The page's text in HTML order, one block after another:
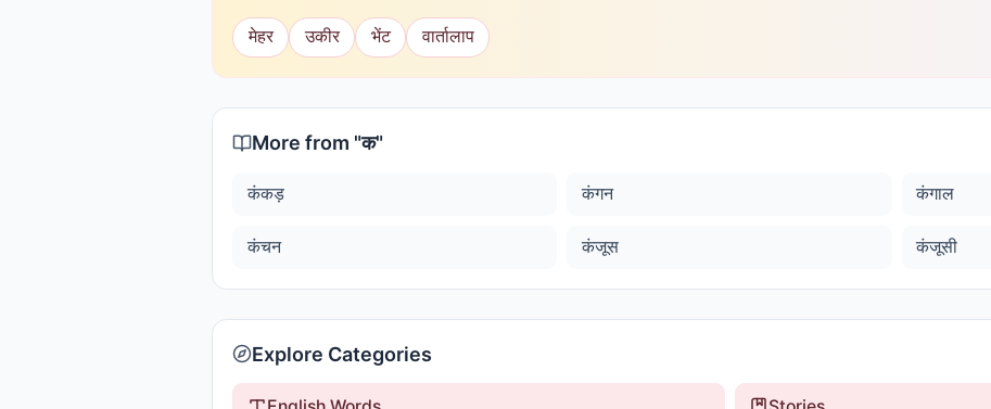
मेहर उकीर भेंट वार्तालाप
More from "क"
कंकड़ कंगन कंगाल
कंचन कंजूस कंजूसी
Explore Categories